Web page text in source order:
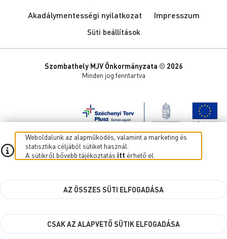
Akadálymentességi nyilatkozat
Impresszum
Süti beállítások
Szombathely MJV Önkormányzata © 2026
Minden jog fenntartva
Weboldalunk az alapműködés, valamint a marketing és
statisztika céljából sütiket használ.
A sütikről bővebb tájékoztatás itt érhető el.
AZ ÖSSZES SÜTI ELFOGADÁSA
CSAK AZ ALAPVETŐ SÜTIK ELFOGADÁSA